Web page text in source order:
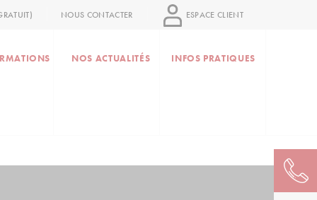
NOUS CONTACTER ESPACE CLIENT
NOS ACTUALITÉS INFOS PRATIQUES